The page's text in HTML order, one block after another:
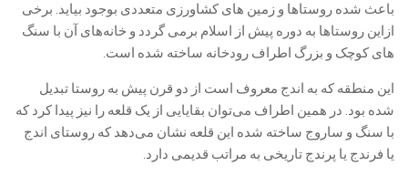
باعث شده روستاها و زمین های کشاورزی متعددی بوجود بیاید. برخی
ازاین روستاها به دوره پیش از اسلام برمی گردد و خانه‌های آن با سنگ
های کوچک و بزرگ اطراف رودخانه ساخته شده است.
این منطقه که به اندج معروف است از دو قرن پیش به روستا تبدیل
شده بود. در همین اطراف می‌توان بقایایی از یک قلعه را نیز پیدا کرد که
با سنگ و ساروج ساخته شده این قلعه نشان می‌دهد که روستای اندج
یا فرندج یا پرندج تاریخی به مراتب قدیمی دارد.